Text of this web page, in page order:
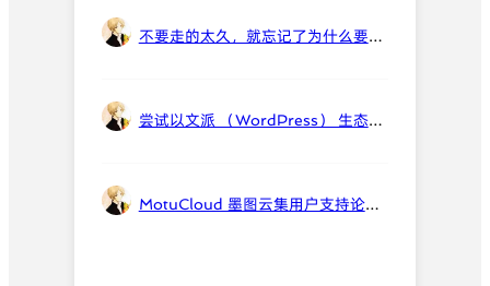
不要走的太久，就忘记了为什么要出发。
尝试以文派 （WordPress） 生态为基础构建中国的开放网络体系。
MotuCloud 墨图云集用户支持论坛上线，依旧采用 bbPress